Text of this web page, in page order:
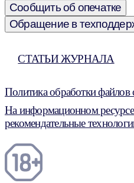
Сообщить об опечатке
Обращение в
СТАТЬИ ЖУРНАЛА
Политика обработки файлов
На информационном
рекомендательные